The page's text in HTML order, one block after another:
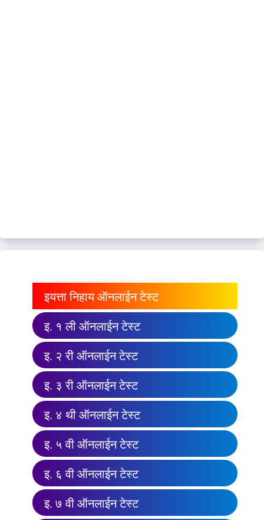
इयत्ता निहाय ऑनलाईन टेस्ट
इ. १ ली ऑनलाईन टेस्ट
इ. २ री ऑनलाईन टेस्ट
इ. ३ री ऑनलाईन टेस्ट
इ. ४ थी ऑनलाईन टेस्ट
इ. ५ वी ऑनलाईन टेस्ट
इ. ६ वी ऑनलाईन टेस्ट
इ. ७ वी ऑनलाईन टेस्ट